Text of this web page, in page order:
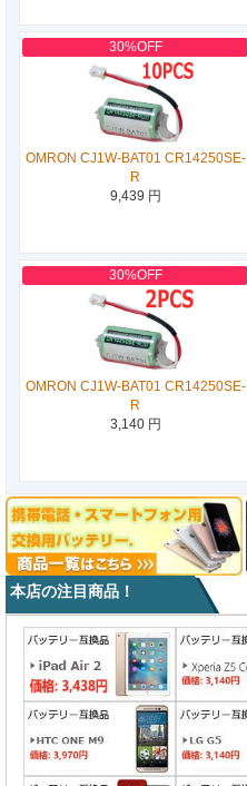
30%OFF
OMRON CJ1W-BAT01 CR14250SE-
R
9,439 円
30%OFF
OMRON CJ1W-BAT01 CR14250SE-
R
3,140 円
本店の注目商品！